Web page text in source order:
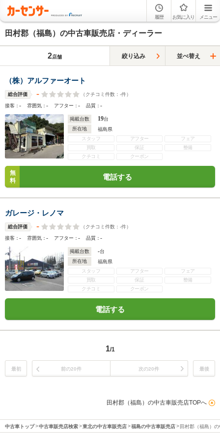
履歴 お気に入り メニュー
田村郡（福島）の中古車販売店・ディーラー
2店舗 絞り込み 並べ替え
（株）アルファーオート
総合評価 - （クチコミ件数： -件）
接客：- 雰囲気：- アフター：- 品質：-
掲載台数 19台
所在地
福島県
スタッフ
アフター
フェア
買取
保証
整備
クチコミ
クーポン
無
料
電話する
ガレージ・レノマ
総合評価 - （クチコミ件数： -件）
接客：- 雰囲気：- アフター：- 品質：-
掲載台数 -台
所在地
福島県
スタッフ
アフター
フェア
買取
保証
整備
クチコミ
クーポン
電話する
1/1
最初 前の20件 次の20件 最後
田村郡（福島）の中古車販売店TOPへ
中古車トップ 中古車販売店検索 東北の中古車販売店 福島の中古車販売店 田村郡（福島）